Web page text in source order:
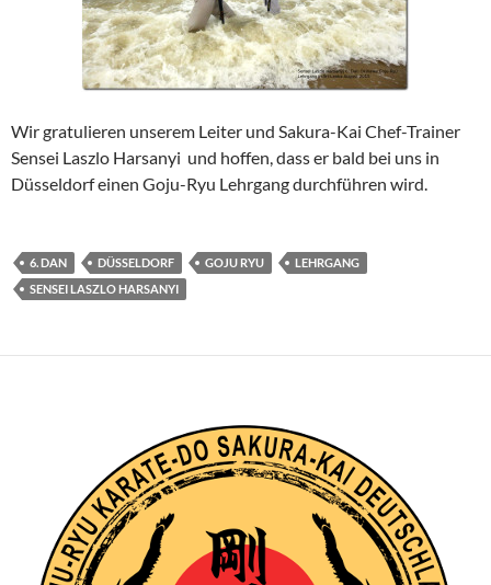
Wir gratulieren unserem Leiter und Sakura-Kai Chef-Trainer
Sensei Laszlo Harsanyi und hoffen, dass er bald bei uns in
Düsseldorf einen Goju-Ryu Lehrgang durchführen wird.
6. DAN DÜSSELDORF GOJU RYU
LEHRGANG
SENSEI LASZLO HARSANYI